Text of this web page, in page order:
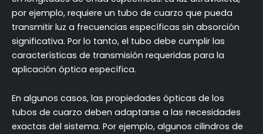
por ejemplo, requiere un tubo de cuarzo que pueda
transmitir luz a frecuencias específicas sin absorción
significativa. Por lo tanto, el tubo debe cumplir las
características de transmisión requeridas para la
aplicación óptica específica.
En algunos casos, las propiedades ópticas de los
tubos de cuarzo deben adaptarse a las necesidades
exactas del sistema. Por ejemplo, algunos cilindros de